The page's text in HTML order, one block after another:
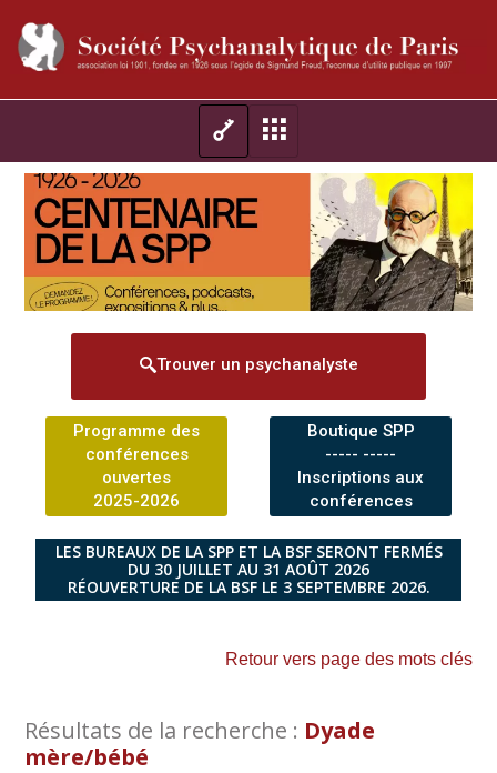
Trouver un psychanalyste
Programme des
conférences
ouvertes
2025-2026
Boutique SPP
----- -----
Inscriptions aux
conférences
LES BUREAUX DE LA SPP ET LA BSF SERONT FERMÉS
DU 30 JUILLET AU 31 AOÛT 2026
RÉOUVERTURE DE LA BSF LE 3 SEPTEMBRE 2026.
Retour vers page des mots clés
Résultats de la recherche : Dyade
mère/bébé